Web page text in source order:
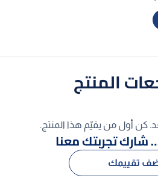
المنتج
كن أول من يقيّم هذا المنتج.
شارك تجربتك معنا
تقييمك